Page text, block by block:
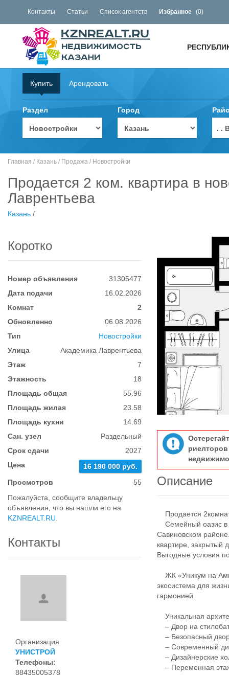
Контакты Статьи Список агентств Избранное (0)
Купить Арендовать
Раздел Город
. .
Главная / Казань / Продажа / Новостройки
Продается 2 ком. квартира в
Лаврентьева
Казань /
Коротко
Номер объявления
31305477
Дата подачи
16.02.2026
Комнат
2
Обновленно
06.08.2026
Тип
Новостройки
Улица
Академика Лаврентьева
Этаж
7
Этажность
18
Площадь общая
55.96
Площадь жилая
23.58
Площадь кухни
14.69
Сан. узел
Раздельный
Срок сдачи
2027
Цена
16 190 000 руб.
Просмотров
55
Пожалуйста, сообщите владельцу
объявления, что вы нашли его на
KZNREALT.RU
Контакты
Организация
УНИСТРОЙ
Телефоны:
88435005378
Описание
Продается
Семейный оазис в
Савиновском
квартире, закрытый
Выгодные условия
ЖК «Уникум на
экосистема для
гармонией.
Уникальная
– Двор на
– Безопасный
– Современный
– Дизайнерские
– Переменная